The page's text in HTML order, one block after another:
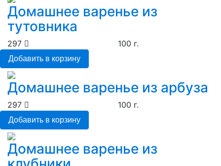
Домашнее варенье из
тутовника
297 100 г.
Добавить в корзину
Домашнее варенье из арбуза
297 100 г.
Добавить в корзину
Домашнее варенье из